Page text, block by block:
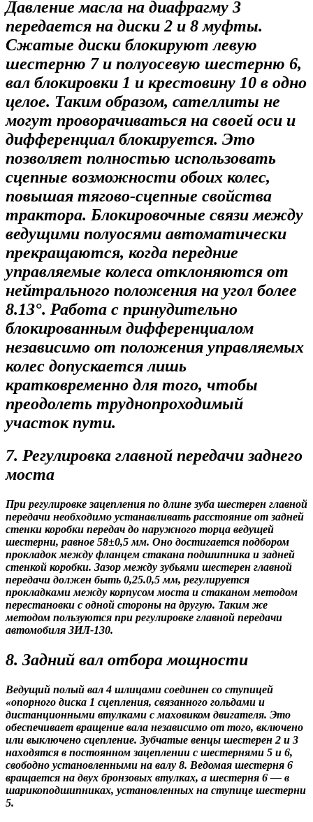
Давление масла на диафрагму 3
передается на диски 2 и 8 муфты.
Сжатые диски блокируют левую
шестерню 7 и полуосевую шестерню 6,
вал блокировки 1 и крестовину 10 в одно
целое. Таким образом, сателлиты не
могут проворачиваться на своей оси и
дифференциал блокируется. Это
позволяет полностью использовать
сцепные возможности обоих колес,
повышая тягово-сцепные свойства
трактора. Блокировочные связи между
ведущими полуосями автоматически
прекращаются, когда передние
управляемые колеса отклоняются от
нейтрального положения на угол более
8.13°. Работа с принудительно
блокированным дифференциалом
независимо от положения управляемых
колес допускается лишь
кратковременно для того, чтобы
преодолеть труднопроходимый
участок пути.
7. Регулировка главной передачи заднего
моста
При регулировке зацепления по длине зуба шестерен главной
передачи необходимо устанавливать расстояние от задней
стенки коробки передач до наружного торца ведущей
шестерни, равное 58±0,5 мм. Оно достигается подбором
прокладок между фланцем стакана подшипника и задней
стенкой коробки. Зазор между зубьями шестерен главной
передачи должен быть 0,25.0,5 мм, регулируется
прокладками между корпусом моста и стаканом методом
перестановки с одной стороны на другую. Таким же
методом пользуются при регулировке главной передачи
автомобиля ЗИЛ-130.
8. Задний вал отбора мощности
Ведущий полый вал 4 шлицами соединен со ступицей
«опорного диска 1 сцепления, связанного гольдами и
дистанционными втулками с маховиком двигателя. Это
обеспечивает вращение вала независимо от того, включено
или выключено сцепление. Зубчатые венцы шестерен 2 и 3
находятся в постоянном зацеплении с шестернями 5 и 6,
свободно установленными на валу 8. Ведомая шестерня 6
вращается на двух бронзовых втулках, а шестерня 6 — в
шарикоподшипниках, установленных на ступице шестерни
5.